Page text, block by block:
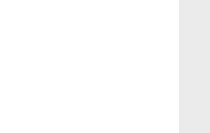
改革委员会